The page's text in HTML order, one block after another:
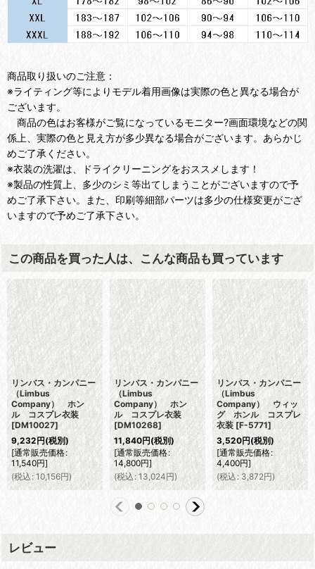
商品取り扱いのご注意：
※ライティング等によりモデル着用画像は実際の色と異なる場合が
ございます。
商品の色はお客様がご覧になっているモニター?画面環境などの関
係上、実際の色と見え方が多少異なる場合がございます。あらかじ
めご了承ください。
※衣装の洗濯は、ドライクリーニングをおススメします！
※製品の性質上、多少のシミ等出てしまうことがございますので予
めご了承下さい。また、印刷等細部パーツは多少の仕様変更がござ
いますので予めご了承下さい。
この商品を買った人は、こんな商品も買っています
リンバス・カンパニー
（Limbus
Company） ホン
ル コスプレ衣装
[DM10027]
9,232円(税別)
[通常販売価格:
11,540円]
(税込 : 10,156円)
リンバス・カンパニー
（Limbus
Company） ホン
ル コスプレ衣装
[DM10268]
11,840円(税別)
[通常販売価格:
14,800円]
(税込 : 13,024円)
リンバス・カンパニー
（Limbus
Company） ウィッ
グ ホンル コスプレ
衣装 [F-5771]
3,520円(税別)
[通常販売価格:
4,400円]
(税込 : 3,872円)
レビュー